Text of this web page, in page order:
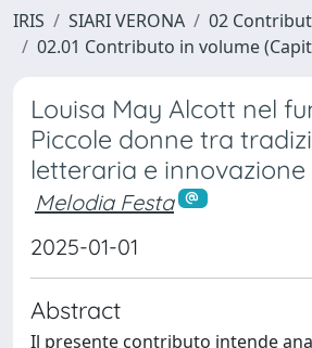
IRIS SIARI VERONA
02
02.01 Contributo in volume
Louisa May Alcott nel
Piccole donne tra
letteraria e
Melodia Festa
2025-01-01
Abstract
Il presente contributo intende